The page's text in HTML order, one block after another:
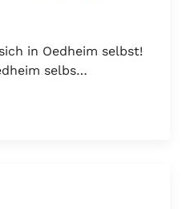
in Oedheim selbst!
selbs…